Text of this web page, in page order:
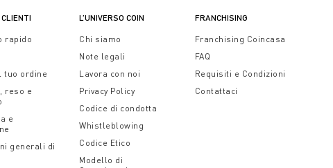
Coin offre soluzioni per ogni esigenza di
letto e trasforma la tua camera da letto in un'oasi
rapido
tuo ordine
reso e
e
generali di
L’UNIVERSO COIN
Chi siamo
Note legali
Lavora con noi
Privacy Policy
Codice di condotta
Whistleblowing
Codice Etico
Modello di
FRANCHISING
Franchising Coincasa
FAQ
Requisiti e Condizioni
Contattaci